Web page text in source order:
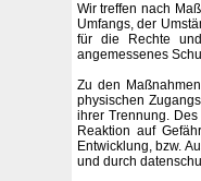
Wir treffen nach
Umfangs, der
für die Rechte
angemessenes
Zu den
physischen
ihrer Trennung.
Reaktion auf
Entwicklung, bzw.
und durch